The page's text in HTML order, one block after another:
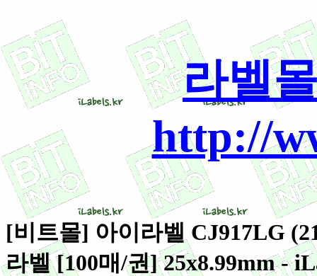
라벨
http://
[비트몰] 아이라벨 CJ917LG
라벨 [100매/권] 25x8.99mm -